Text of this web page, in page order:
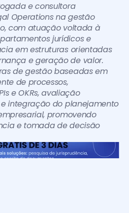
e consultora
Operations na gestão
com atuação voltada à
jurídicos e
em estruturas orientadas
e geração de valor.
de gestão baseadas em
de processos,
e OKRs, avaliação
integração do planejamento
promovendo
e tomada de decisão